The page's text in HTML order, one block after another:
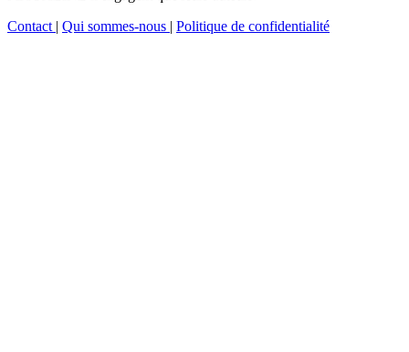
Contact | Qui sommes-nous | Politique de confidentialité